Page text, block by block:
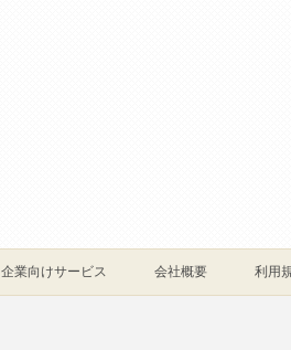
企業向けサービス 会社概要 利用